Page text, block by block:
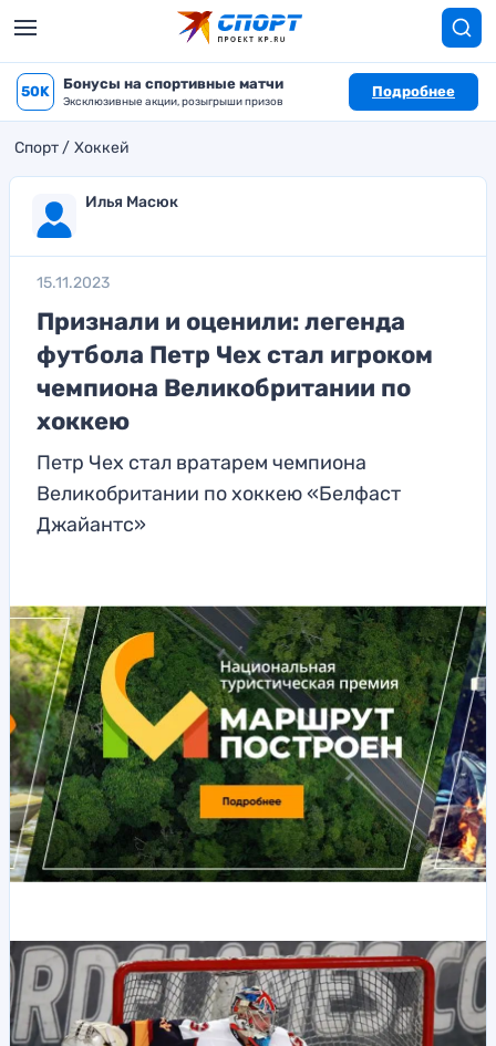
50K Бонусы на спортивные матчи
Эксклюзивные акции, розыгрыши призов
Подробнее
Спорт Хоккей
Илья Масюк
15.11.2023
Признали и оценили: легенда
футбола Петр Чех стал игроком
чемпиона Великобритании по
хоккею
Петр Чех стал вратарем чемпиона
Великобритании по хоккею «Белфаст
Джайантс»